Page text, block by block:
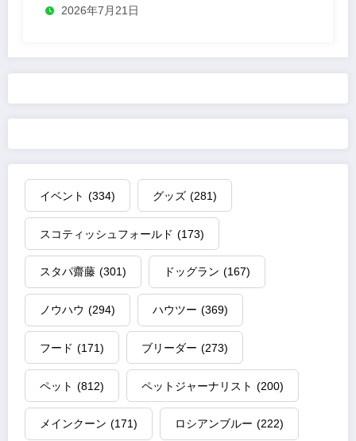
2026年7月21日
イベント (334) グッズ (281)
スコティッシュフォールド (173)
スタパ齋藤 (301) ドッグラン (167)
ノウハウ (294) ハウツー (369)
フード (171) ブリーダー (273)
ペット (812) ペットジャーナリスト (200)
メインクーン (171) ロシアンブルー (222)